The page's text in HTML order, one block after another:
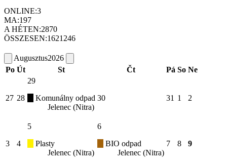
ONLINE:3
MA:197
A HÉTEN:2870
ÖSSZESEN:1621246
Augusztus2026
Po Út St Čt Pá So Ne
27 28
29
Komunálny odpad
Jelenec (Nitra)
30 31 1 2
3 4
5
Plasty
Jelenec (Nitra)
6
BIO odpad
Jelenec (Nitra)
7 8 9